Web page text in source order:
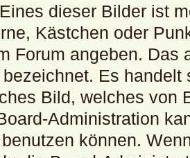
dieser Bilder ist
Kästchen oder
Forum angeben. Das
bezeichnet. Es
Bild, welches von
Administration
können.